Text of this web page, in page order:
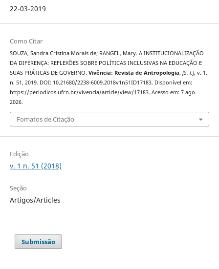
22-03-2019
Como Citar
SOUZA, Sandra Cristina Morais de; RANGEL, Mary. A INSTITUCIONALIZAÇÃO
DA DIFERENÇA: REFLEXÕES SOBRE POLÍTICAS INCLUSIVAS NA EDUCAÇÃO E
SUAS PRÁTICAS DE GOVERNO. Vivência: Revista de Antropologia, [S. l.], v. 1,
n. 51, 2019. DOI: 10.21680/2238-6009.2018v1n51ID17183. Disponível em:
https://periodicos.ufrn.br/vivencia/article/view/17183. Acesso em: 7 ago.
2026.
Fomatos de Citação
Edição
v. 1 n. 51 (2018)
Seção
Artigos/Articles
Submissão